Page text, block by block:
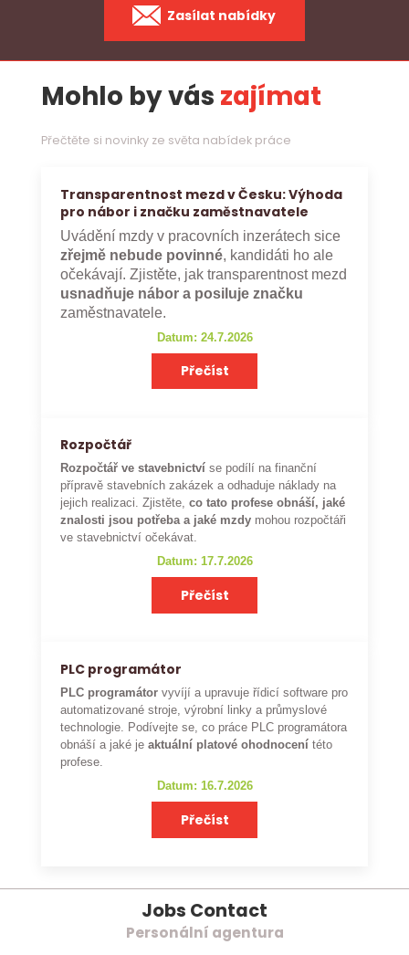
Zasílat nabídky
Mohlo by vás zajímat
Přečtěte si novinky ze světa nabídek práce
Transparentnost mezd v Česku: Výhoda
pro nábor i značku zaměstnavatele
Uvádění mzdy v pracovních inzerátech sice
zřejmě nebude povinné, kandidáti ho ale
očekávají. Zjistěte, jak transparentnost mezd
usnadňuje nábor a posiluje značku
zaměstnavatele.
Datum: 24.7.2026
Přečíst
Rozpočtář
Rozpočtář ve stavebnictví se podílí na finanční
přípravě stavebních zakázek a odhaduje náklady na
jejich realizaci. Zjistěte,co tato profese obnáší, jaké
znalosti jsou potřeba a jaké mzdy mohou rozpočtáři
ve stavebnictví očekávat.
Datum: 17.7.2026
Přečíst
PLC programátor
PLC programátor vyvíjí a upravuje řídicí software pro
automatizované stroje, výrobní linky a průmyslové
technologie. Podívejte se, co práce PLC programátora
obnáší a jaké je aktuální platové ohodnocení této
profese.
Datum: 16.7.2026
Přečíst
Jobs Contact
Personální agentura